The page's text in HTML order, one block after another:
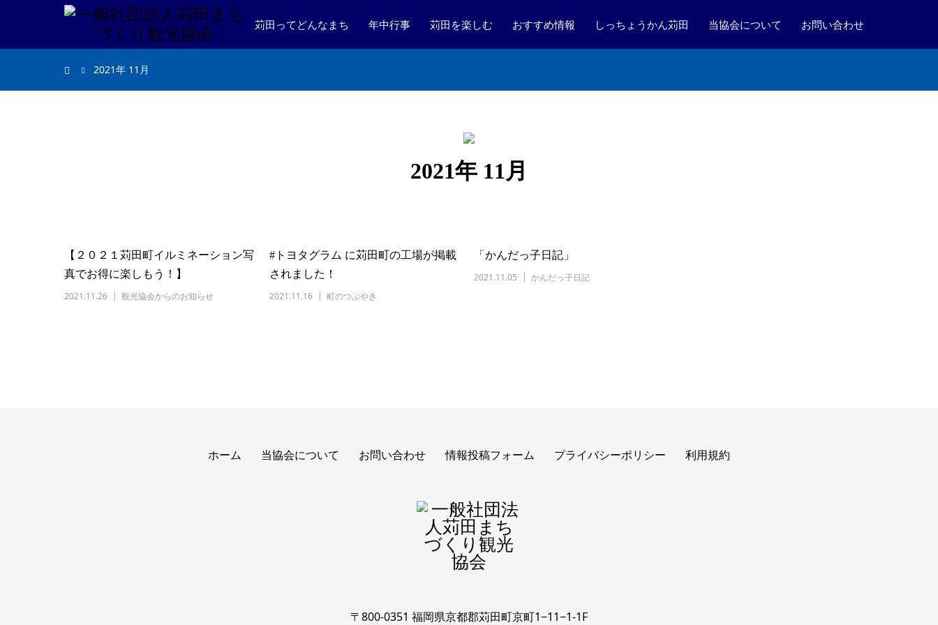
苅田ってどんなまち 年中行事 苅田を楽しむ おすすめ情報 しっちょうかん苅田 当協会について お問い合わせ
2021年 11月
2021年 11月
【２０２１苅田町イルミネーション写
真でお得に楽しもう！】
2021.11.26
観光協会からのお知らせ
#トヨタグラム に苅田町の工場が掲載
されました！
2021.11.16
町のつぶやき
「かんだっ子日記」
2021.11.05
かんだっ子日記
ホーム 当協会について お問い合わせ 情報投稿フォーム プライバシーポリシー 利用規約
〒800-0351 福岡県京都郡苅田町京町1−11−1-1F